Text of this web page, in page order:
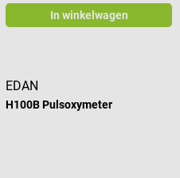
In winkelwagen
EDAN
H100B Pulsoxymeter